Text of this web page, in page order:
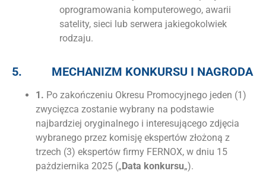
oprogramowania komputerowego, awarii
satelity, sieci lub serwera jakiegokolwiek
rodzaju.
5. MECHANIZM KONKURSU I NAGRODA
1. Po zakończeniu Okresu Promocyjnego jeden (1)
zwycięzca zostanie wybrany na podstawie
najbardziej oryginalnego i interesującego zdjęcia
wybranego przez komisję ekspertów złożoną z
trzech (3) ekspertów firmy FERNOX, w dniu 15
pażdziernika 2025 („Data konkursu„).